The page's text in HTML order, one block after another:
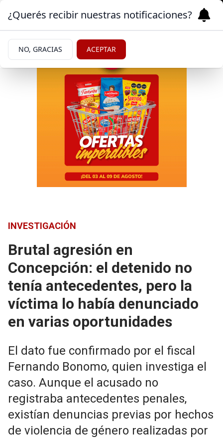
INVESTIGACIÓN
Brutal agresión en
Concepción: el detenido no
tenía antecedentes, pero la
víctima lo había denunciado
en varias oportunidades
El dato fue confirmado por el fiscal
Fernando Bonomo, quien investiga el
caso. Aunque el acusado no
registraba antecedentes penales,
existían denuncias previas por hechos
de violencia de género realizadas por
¿Querés recibir nuestras notificaciones?
NO, GRACIAS ACEPTAR